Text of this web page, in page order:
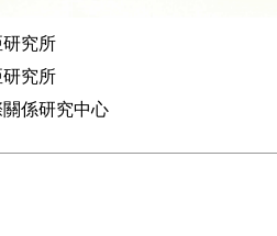
究所
究所
係研究中心